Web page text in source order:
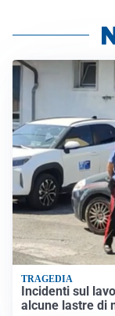
TRAGEDIA
Incidenti sul
alcune lastre di